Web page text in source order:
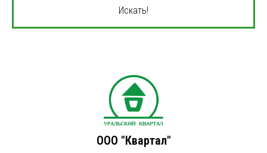
Искать!
ООО "Квартал"